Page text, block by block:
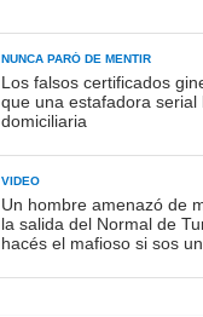
NUNCA PARÓ DE MENTIR
Los falsos certificados
que una estafadora serial
domiciliaria
VIDEO
Un hombre amenazó de
la salida del Normal de
hacés el mafioso si sos